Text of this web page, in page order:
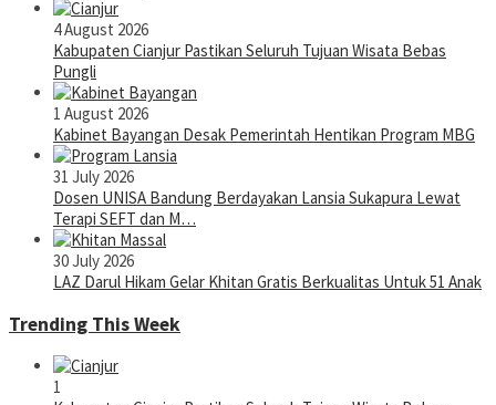
4 August 2026
Kabupaten Cianjur Pastikan Seluruh Tujuan Wisata Bebas
Pungli
1 August 2026
Kabinet Bayangan Desak Pemerintah Hentikan Program MBG
31 July 2026
Dosen UNISA Bandung Berdayakan Lansia Sukapura Lewat
Terapi SEFT dan M…
30 July 2026
LAZ Darul Hikam Gelar Khitan Gratis Berkualitas Untuk 51 Anak
Trending This Week
1